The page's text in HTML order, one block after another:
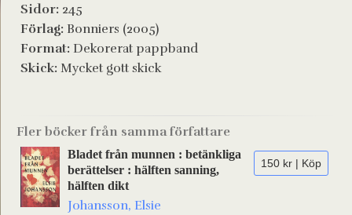
Sidor: 245
Förlag: Bonniers (2005)
Format: Dekorerat pappband
Skick: Mycket gott skick
Fler böcker från samma författare
150 kr | Köp
Bladet från munnen : betänkliga
berättelser : hälften sanning,
hälften dikt
Johansson, Elsie